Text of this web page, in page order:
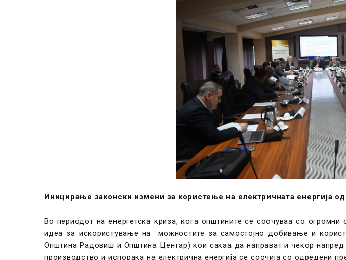
Иницирање законски измени за користење на електричната енергија
Во периодот на енергетска криза, кога општините се соочуваа со
идеа за искористување на можностите за самостојно добивање и
Општина Радовиш и Општина Центар) кои сакаа да направат и чекор напред
производство и испорака на електрична енергија се соочија со одредени